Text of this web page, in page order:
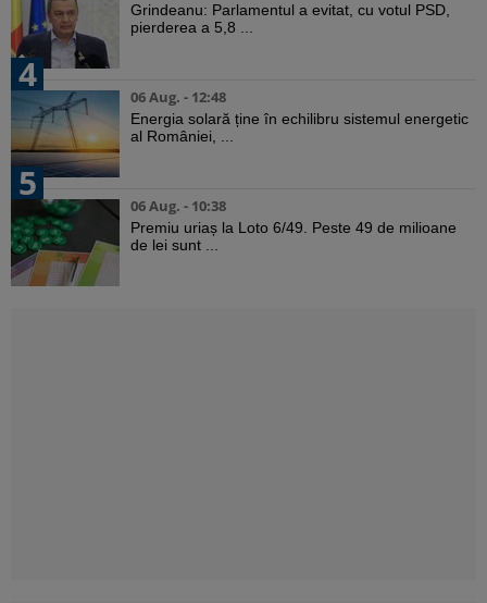
Grindeanu: Parlamentul a evitat, cu votul PSD,
pierderea a 5,8 ...
4
06 Aug. - 12:48
Energia solară ține în echilibru sistemul energetic
al României, ...
5
06 Aug. - 10:38
Premiu uriaș la Loto 6/49. Peste 49 de milioane
de lei sunt ...